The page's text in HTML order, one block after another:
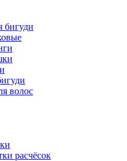
бигуди
волос
расчёсок